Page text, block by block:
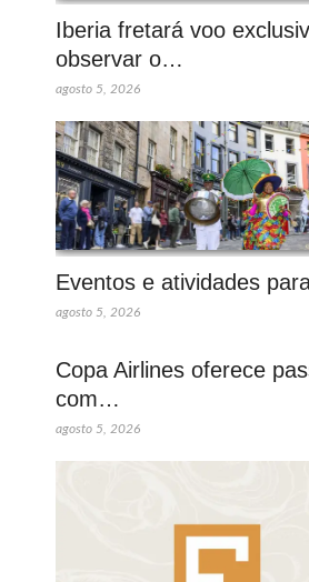
Iberia fretará voo
observar o…
agosto 5, 2026
Eventos e atividades
agosto 5, 2026
Copa Airlines oferece
com…
agosto 5, 2026